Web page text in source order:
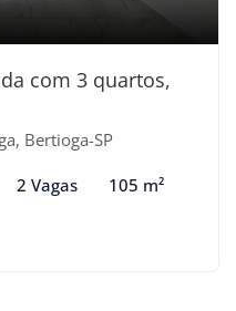
com 3 quartos,
Bertioga-SP
2 Vagas 105 m²